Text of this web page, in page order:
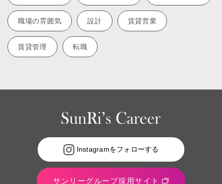
職場の雰囲気 設計 賃貸営業
賃貸管理 転職
Instagramをフォローする
サンリーグループ採用サイト